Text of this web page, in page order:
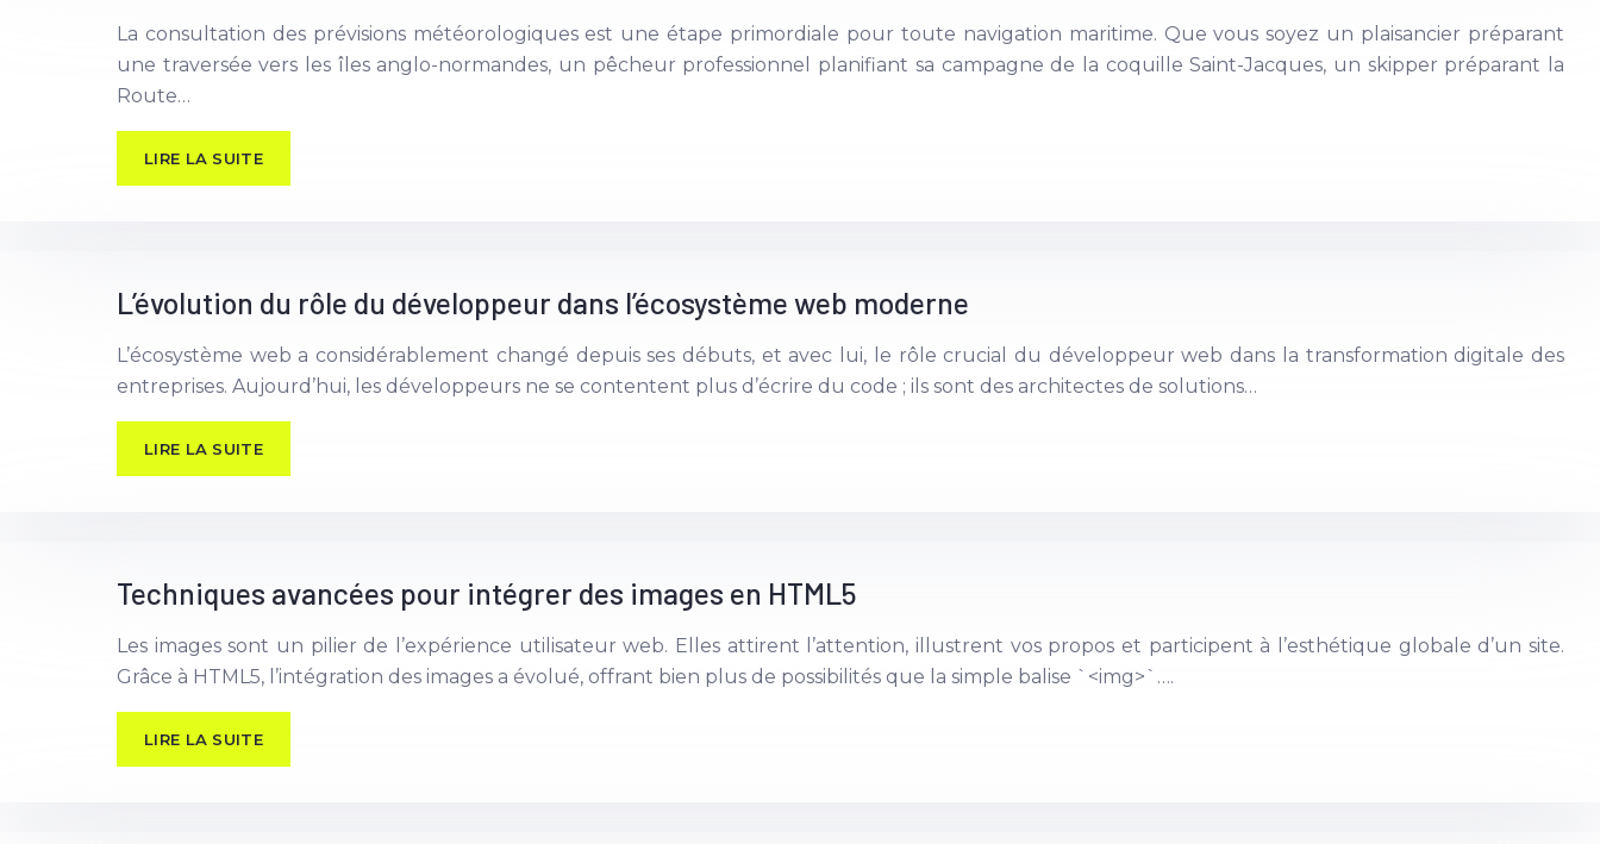
La consultation des prévisions météorologiques est une étape primordiale pour toute navigation maritime. Que vous soyez un plaisancier préparant
une traversée vers les îles anglo-normandes, un pêcheur professionnel planifiant sa campagne de la coquille Saint-Jacques, un skipper préparant la
Route…
LIRE LA SUITE
L’évolution du rôle du développeur dans l’écosystème web moderne
L’écosystème web a considérablement changé depuis ses débuts, et avec lui, le rôle crucial du développeur web dans la transformation digitale des
entreprises. Aujourd’hui, les développeurs ne se contentent plus d’écrire du code ; ils sont des architectes de solutions…
LIRE LA SUITE
Techniques avancées pour intégrer des images en HTML5
Les images sont un pilier de l’expérience utilisateur web. Elles attirent l’attention, illustrent vos propos et participent à l’esthétique globale d’un site.
Grâce à HTML5, l’intégration des images a évolué, offrant bien plus de possibilités que la simple balise `<img>`….
LIRE LA SUITE